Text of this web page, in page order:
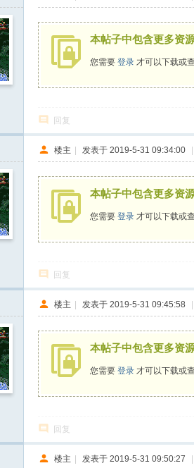
本帖子中包含更多资
您需要登录 才可以下载或
回复
楼主 | 发表于 2019-5-31 09:34:00 |
本帖子中包含更多资
您需要登录 才可以下载或
回复
楼主 | 发表于 2019-5-31 09:45:58 |
本帖子中包含更多资
您需要登录 才可以下载或
回复
楼主 | 发表于 2019-5-31 09:50:27 |